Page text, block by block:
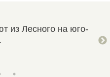
из Лесного на юго-